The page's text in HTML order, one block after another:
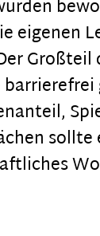
eigenen
sollte